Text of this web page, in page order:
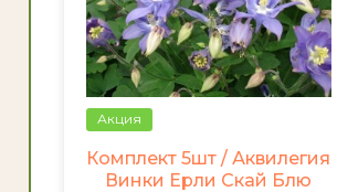
Акция
Комплект 5шт / Аквилегия
Винки Ерли Скай Блю